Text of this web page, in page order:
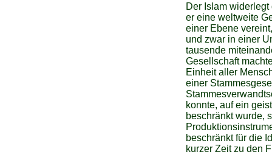
Der Islam
er eine weltweite
einer Ebene
und zwar in einer
tausende
Gesellschaft
Einheit aller
einer
konnte, auf ein
beschränkt wurde,
beschränkt für die
kurzer Zeit zu den